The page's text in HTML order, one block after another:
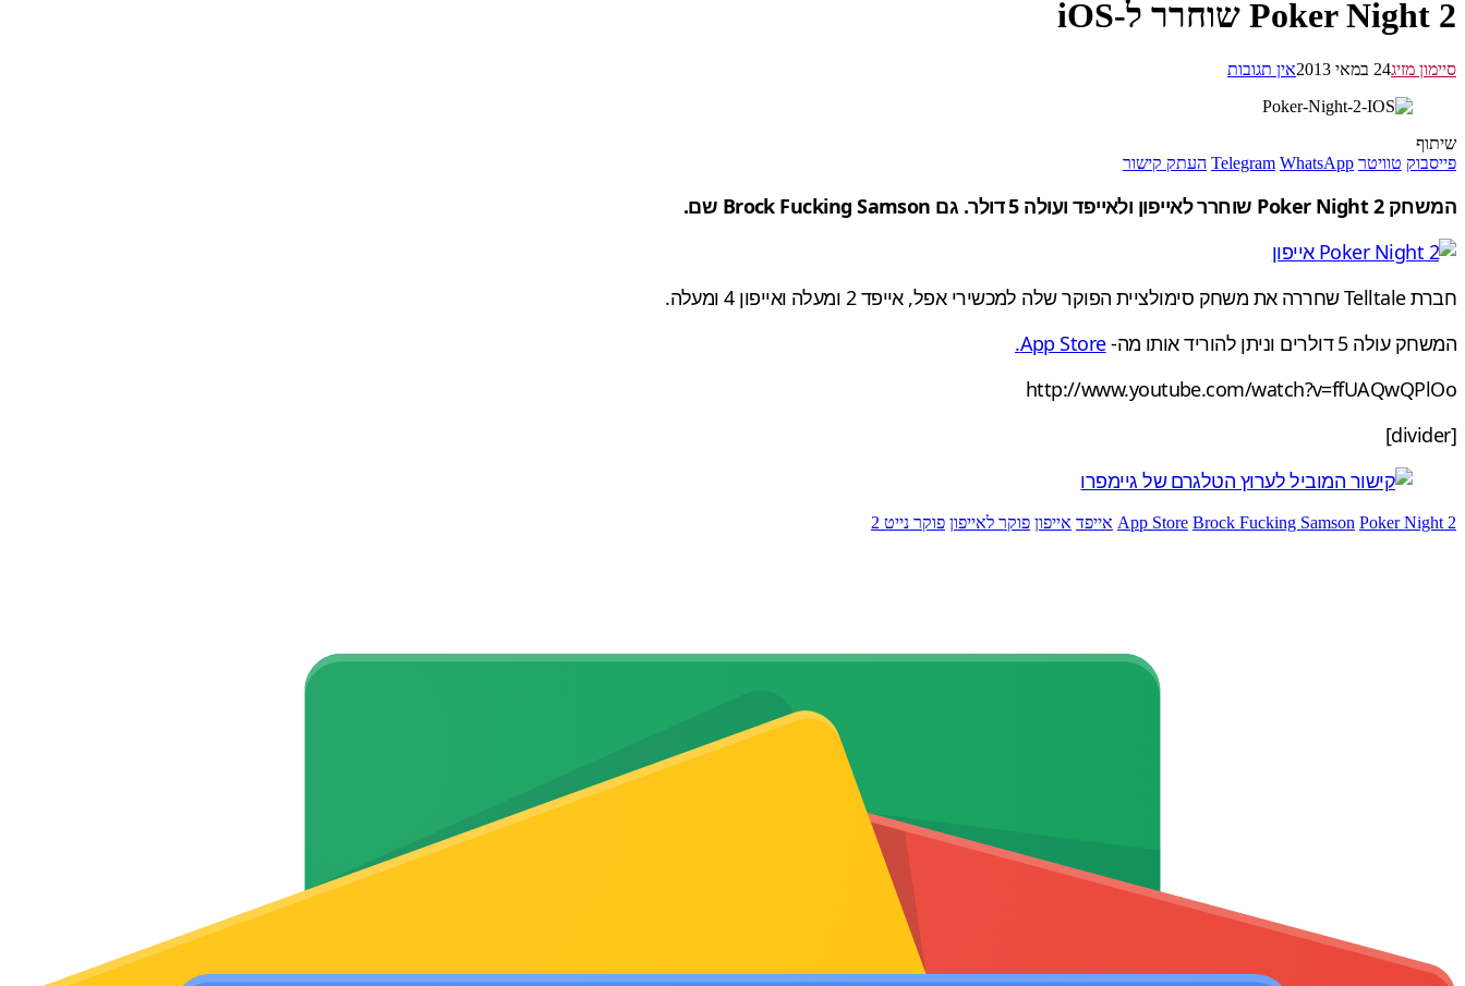
Poker Night 2 שוחרר ל-iOS
סיימון מזיג24 במאי 2013 אין תגובות
שיתוף
פייסבוק טוויטר Telegram WhatsApp העתק קישור
המשחק Poker Night 2 שוחרר לאייפון ולאייפד ועולה 5 דולר. גם Brock Fucking Samson שם.
חברת Telltale שחררה את משחק סימולציית הפוקר שלה למכשירי אפל, אייפד 2 ומעלה ואייפון 4 ומעלה.
המשחק עולה 5 דולרים וניתן להוריד אותו מה-
App Store.
http://www.youtube.com/watch?v=ffUAQwQPlOo
[divider]
App Store Brock Fucking Samson Poker Night 2 אייפד אייפון פוקר לאייפון פוקר נייט 2